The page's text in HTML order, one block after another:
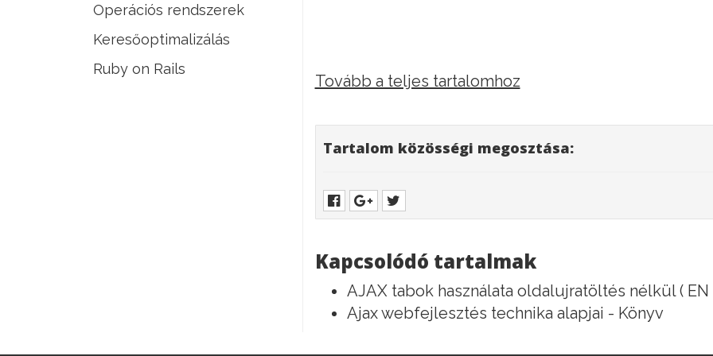
Operációs rendszerek
Keresőoptimalizálás
Ruby on Rails
Tovább a teljes tartalomhoz
Tartalom közösségi megosztása:
Kapcsolódó tartalmak
AJAX tabok használata oldalujratöltés nélkül ( EN
Ajax webfejlesztés technika alapjai - Könyv